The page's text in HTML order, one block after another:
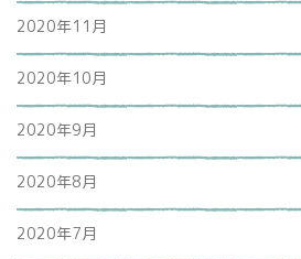
2020年11月
2020年10月
2020年9月
2020年8月
2020年7月